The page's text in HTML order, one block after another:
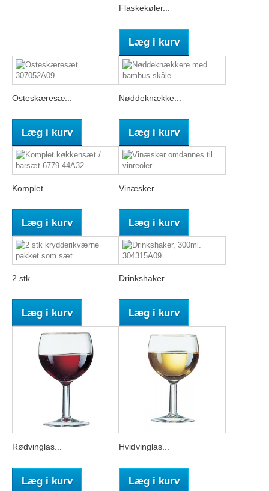
Flaskekøler...
Læg i kurv
Osteskæresæ...
Læg i kurv
Nøddeknække...
Læg i kurv
Komplet...
Læg i kurv
Vinæsker...
Læg i kurv
2 stk...
Læg i kurv
Drinkshaker...
Læg i kurv
Rødvinglas...
Læg i kurv
Hvidvinglas...
Læg i kurv